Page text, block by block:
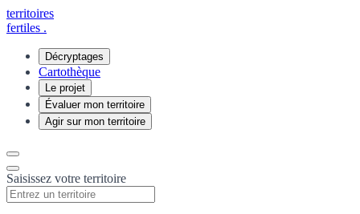
territoires
fertiles .
Décryptages
Cartothèque
Le projet
Évaluer mon territoire
Agir sur mon territoire
Saisissez votre territoire